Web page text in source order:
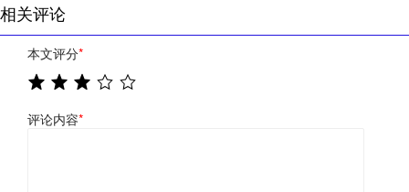
相关评论
本文评分*
评论内容*